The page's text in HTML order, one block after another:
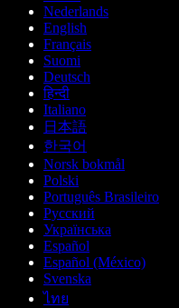
Nederlands
English
Français
Suomi
Deutsch
हिन्दी
Italiano
日本語
한국어
Norsk bokmål
Polski
Português Brasileiro
Русский
Українська
Español
Español (México)
Svenska
ไทย